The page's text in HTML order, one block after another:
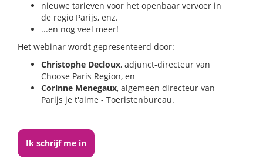
nieuwe tarieven voor het openbaar vervoer in
de regio Parijs, enz.
...en nog veel meer!
Het webinar wordt gepresenteerd door:
Christophe Decloux, adjunct-directeur van
Choose Paris Region, en
Corinne Menegaux, algemeen directeur van
Parijs je t'aime - Toeristenbureau.
Ik schrijf me in